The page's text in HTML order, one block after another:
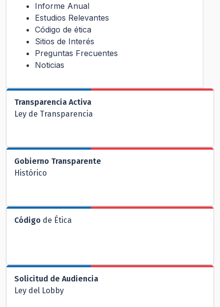
Informe Anual
Estudios Relevantes
Código de ética
Sitios de Interés
Preguntas Frecuentes
Noticias
Transparencia Activa
Ley de Transparencia
Gobierno Transparente
Histórico
Código de Ética
Solicitud de Audiencia
Ley del Lobby